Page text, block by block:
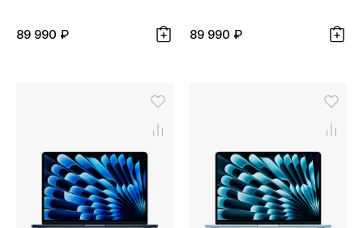
89 990 ₽ 89 990 ₽